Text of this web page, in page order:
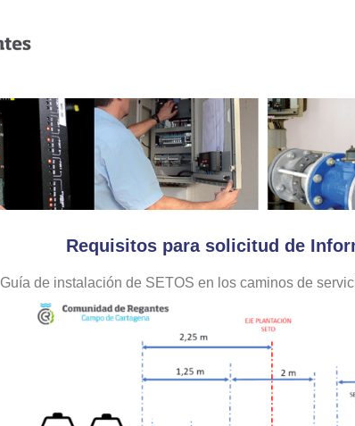
Requisitos para solicitud de
Guía de instalación de SETOS en los caminos de